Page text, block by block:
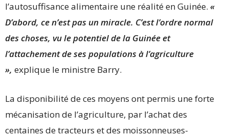
l’autosuffisance alimentaire une réalité en Guinée. «
D’abord, ce n’est pas un miracle. C’est l’ordre normal
des choses, vu le potentiel de la Guinée et
l’attachement de ses populations à l’agriculture
», explique le ministre Barry.
La disponibilité de ces moyens ont permis une forte
mécanisation de l’agriculture, par l’achat des
centaines de tracteurs et des moissonneuses-